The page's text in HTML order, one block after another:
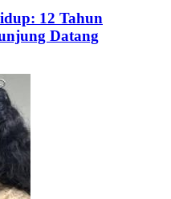
12 Tahun
Datang